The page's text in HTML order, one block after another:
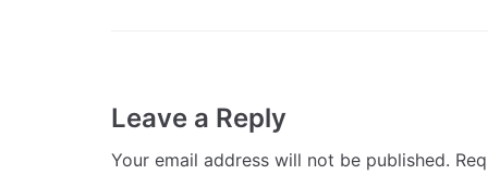
Leave a Reply
Your email address will not be published.